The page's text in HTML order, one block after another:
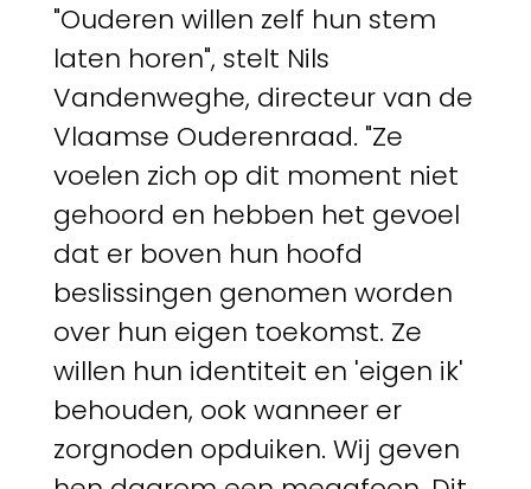
"Ouderen willen zelf hun stem
laten horen", stelt Nils
Vandenweghe, directeur van de
Vlaamse Ouderenraad. "Ze
voelen zich op dit moment niet
gehoord en hebben het gevoel
dat er boven hun hoofd
beslissingen genomen worden
over hun eigen toekomst. Ze
willen hun identiteit en 'eigen ik'
behouden, ook wanneer er
zorgnoden opduiken. Wij geven